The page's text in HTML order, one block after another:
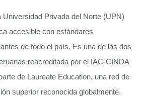
Universidad Privada del Norte (UPN)
accesible con estándares
de todo el país. Es una de las dos
reacreditada por el IAC-CINDA
de Laureate Education, una red de
superior reconocida globalmente.